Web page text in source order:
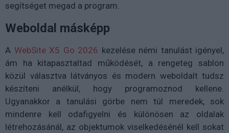
segítséget megad a program.
Weboldal másképp
A WebSite X5 Go 2026 kezelése némi tanulást igényel,
ám ha kitapasztaltad működését, a rengeteg sablon
közül választva látványos és modern weboldalt tudsz
készíteni anélkül, hogy programoznod kellene.
Ugyanakkor a tanulási görbe nem túl meredek, sok
mindenre kell odafigyelni és különösen az oldalak
létrehozásánál, az objektumok viselkedésénél kell sokat